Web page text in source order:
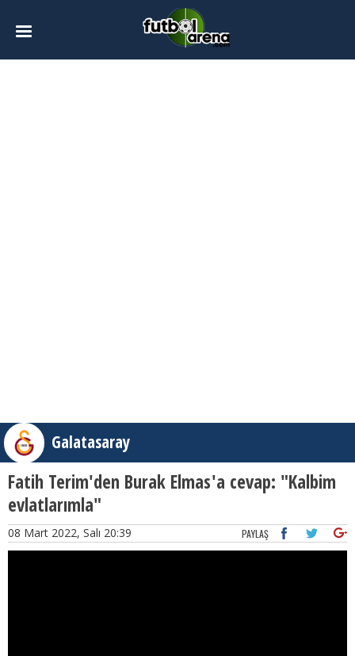
Galatasaray
Fatih Terim'den Burak Elmas'a cevap: "Kalbim
evlatlarımla"
08 Mart 2022, Salı 20:39 PAYLAŞ